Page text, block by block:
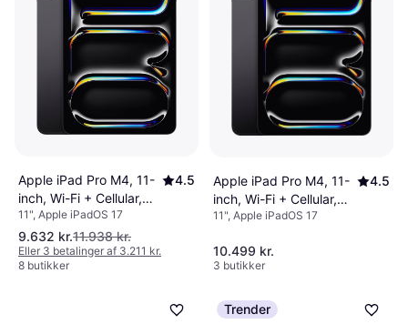
Apple iPad Pro M4, 11-
inch, Wi-Fi + Cellular,
512GB, Standard Glass
Space Black
4.5
11", Apple iPadOS 17
9.632 kr.11.938 kr.
Eller 3 betalinger af 3.211 kr.
8 butikker
Apple iPad Pro M4, 11-
inch, Wi-Fi + Cellular,
256GB, Standard Glass
4.5
11", Apple iPadOS 17
10.499 kr.
3 butikker
Trender